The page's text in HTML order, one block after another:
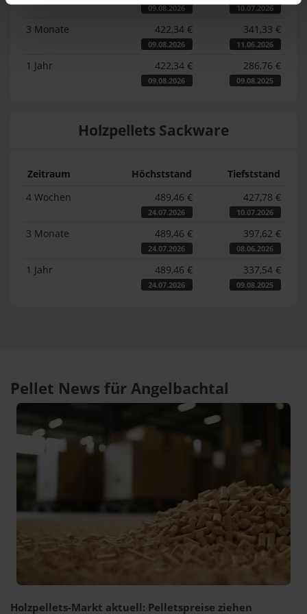
09.08.2026 10.07.2026
3 Monate 422,34 €
09.08.2026
341,33 €
11.06.2026
1 Jahr 422,34 €
09.08.2026
286,76 €
09.08.2025
Holzpellets Sackware
Zeitraum Höchststand
Tiefststand
4 Wochen
489,46 €
24.07.2026
427,78 €
10.07.2026
3 Monate 489,46 €
24.07.2026
397,62 €
08.06.2026
1 Jahr 489,46 €
24.07.2026
337,54 €
09.08.2025
Pellet News für Angelbachtal
Holzpellets-Markt aktuell: Pelletspreise ziehen